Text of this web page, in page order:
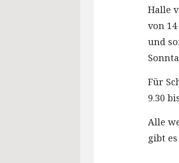
Halle
von
und
Für
9.30
Alle
gibt es